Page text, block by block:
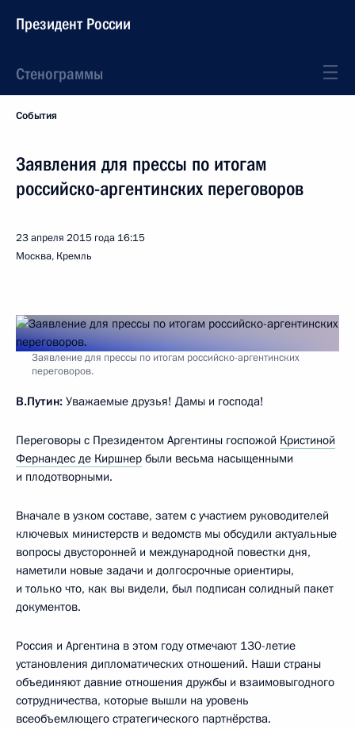
Президент России
Стенограммы
События
Заявления для прессы по итогам
российско-аргентинских переговоров
23 апреля 2015 года 16:15
Москва, Кремль
Заявление для прессы по итогам российско-аргентинских
переговоров.
В.Путин: Уважаемые друзья! Дамы и господа!
Переговоры с Президентом Аргентины госпожой Кристиной
Фернандес де Киршнер были весьма насыщенными
и плодотворными.
Вначале в узком составе, затем с участием руководителей
ключевых министерств и ведомств мы обсудили актуальные
вопросы двусторонней и международной повестки дня,
наметили новые задачи и долгосрочные ориентиры,
и только что, как вы видели, был подписан солидный пакет
документов.
Россия и Аргентина в этом году отмечают 130-летие
установления дипломатических отношений. Наши страны
объединяют давние отношения дружбы и взаимовыгодного
сотрудничества, которые вышли на уровень
всеобъемлющего стратегического партнёрства.